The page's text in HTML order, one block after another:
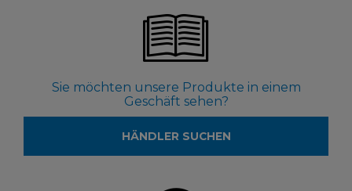
Sie möchten unsere Produkte in einem
Geschäft sehen?
HÄNDLER SUCHEN